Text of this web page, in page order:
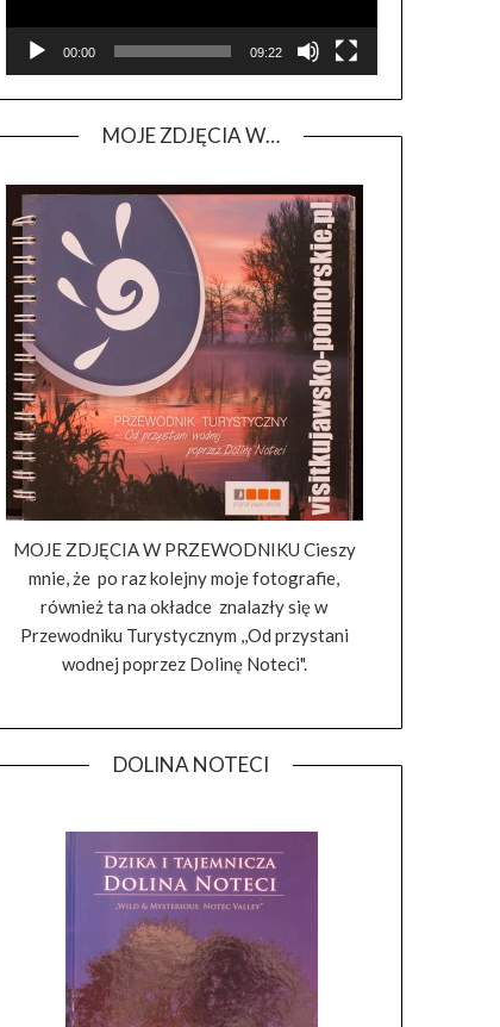
00:00 09:22
MOJE ZDJĘCIA W…
MOJE ZDJĘCIA W PRZEWODNIKU Cieszy
mnie, że po raz kolejny moje fotografie,
również ta na okładce znalazły się w
Przewodniku Turystycznym ,,Od przystani
wodnej poprzez Dolinę Noteci".
DOLINA NOTECI